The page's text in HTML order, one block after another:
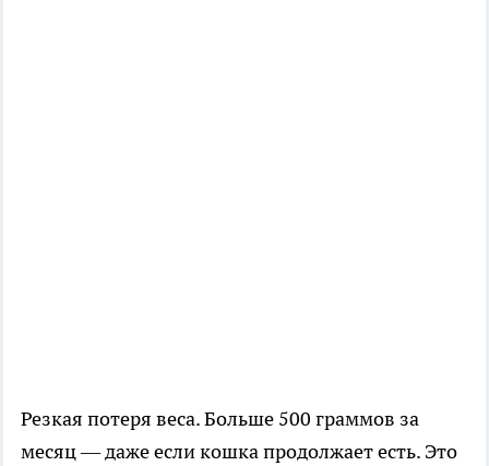
Резкая потеря веса. Больше 500 граммов за
месяц — даже если кошка продолжает есть. Это